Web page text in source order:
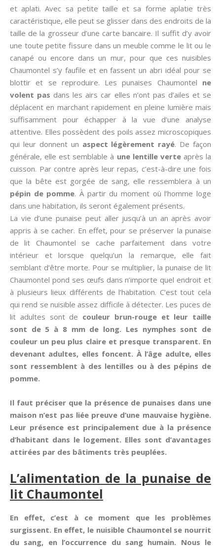
et aplati. Avec sa petite taille et sa forme aplatie très
caractéristique, elle peut se glisser dans des endroits de la
taille de la grosseur d’une carte bancaire. Il suffit d’y avoir
une toute petite fissure dans un meuble comme le lit ou le
canapé ou encore dans un mur, pour que ces nuisibles
Chaumontel s’y faufile et en fassent un abri idéal pour se
blottir et se reproduire. Les punaises Chaumontel ne
volent pas dans les airs car elles n’ont pas d’ailes et se
déplacent en marchant rapidement en pleine lumière mais
suffisamment pour échapper à la vue d’une analyse
attentive. Elles possèdent des poils assez microscopiques
qui leur donnent un aspect légèrement rayé. De façon
générale, elle est semblable à une lentille verteaprès la
cuisson. Par contre après leur repas, c’est-à-dire une fois
que la bête est gorgée de sang, elle ressemblera à un
pépin de pomme. À partir du moment où l’homme loge
dans une habitation, ils seront également présents.
La vie d’une punaise peut aller jusqu’à un an après avoir
appris à se cacher. En effet, pour se préserver la punaise
de lit Chaumontel se cache parfaitement dans votre
intérieur et lorsque quelqu’un la remarque, elle fait
semblant d’être morte. Pour se multiplier, la punaise de lit
Chaumontel pond ses œufs dans n’importe quel endroit et
à plusieurs lieux différents de l’habitation. C’est tout cela
qui rend se nuisible assez difficile à détecter. Les puces de
lit adultes sont de couleur brun-rouge et leur taille
sont de 5 à 8 mm de long. Les nymphes sont de
couleur un peu plus claire et presque transparent. En
devenant adultes, elles foncent. À l’âge adulte, elles
sont ressemblent à des lentilles ou à des pépins de
pomme.
Il faut préciser que la présence de punaises dans une
maison n’est pas liée preuve d’une mauvaise hygiène.
Leur présence est principalement due à la présence
d’habitant dans le logement. Elles sont d’avantages
attirées par des bâtiments très peuplées.
L’alimentation de la punaise de
lit Chaumontel
En effet, c’est à ce moment que les problèmes
surgissent. En effet, le nuisible Chaumontel se nourrit
du sang, en l’occurrence du sang humain. Nous le